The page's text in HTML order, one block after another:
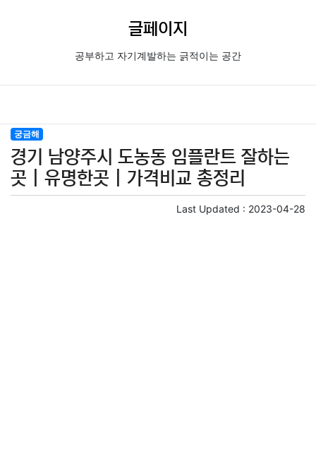
글페이지
공부하고 자기계발하는 긁적이는 공간
궁금해
경기 남양주시 도농동 임플란트 잘하는
곳 | 유명한곳 | 가격비교 총정리
Last Updated : 2023-04-28